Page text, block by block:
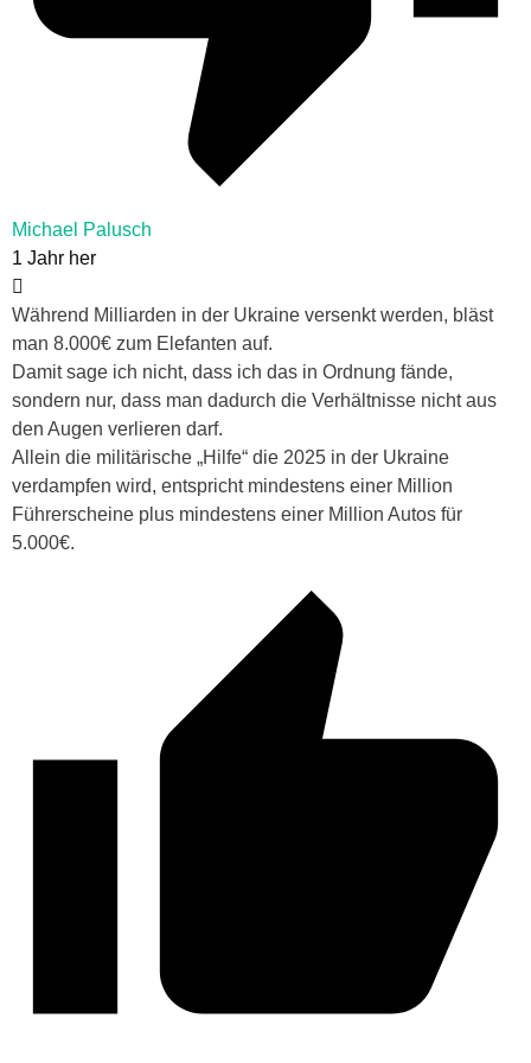
Michael Palusch
1 Jahr her
Während Milliarden in der Ukraine versenkt werden, bläst
man 8.000€ zum Elefanten auf.
Damit sage ich nicht, dass ich das in Ordnung fände,
sondern nur, dass man dadurch die Verhältnisse nicht aus
den Augen verlieren darf.
Allein die militärische „Hilfe“ die 2025 in der Ukraine
verdampfen wird, entspricht mindestens einer Million
Führerscheine plus mindestens einer Million Autos für
5.000€.